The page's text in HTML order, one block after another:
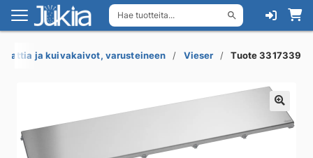
Hae tuotteita...
Siirry
navigointiin
Siirry
sisältöön
Lattia ja kuivakaivot, varusteineen Vieser Tuote 3317339